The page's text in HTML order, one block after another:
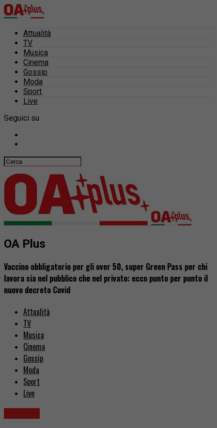
Attualità
TV
Musica
Cinema
Gossip
Moda
Sport
Live
Seguici su
OA Plus
Vaccino obbligatorio per gli over 50, super Green Pass per chi
lavora sia nel pubblico che nel privato: ecco punto per punto il
nuovo decreto Covid
Attualità
TV
Musica
Cinema
Gossip
Moda
Sport
Live